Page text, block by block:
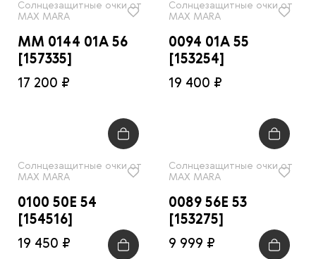
Солнцезащитные очки от
MAX MARA
MM 0144 01A 56
[157335]
17 200 ₽
Солнцезащитные очки от
MAX MARA
0094 01A 55
[153254]
19 400 ₽
Солнцезащитные очки от
MAX MARA
0100 50E 54
[154516]
19 450 ₽
Солнцезащитные очки от
MAX MARA
0089 56E 53
[153275]
9 999 ₽